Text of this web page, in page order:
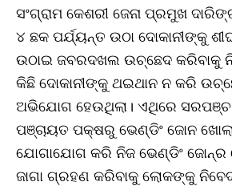
ସଂଗ୍ରାମ କେଶରୀ ଜେନା ପ୍ରମୁଖ
୪ ଛକ ପର୍ଯ୍ୟନ୍ତ ଉଠା ଦୋକାନୀଙ୍କୁ
ଉଠାଇ ଜବରଦଖଲ ଉଚ୍ଛେଦ କରିବାକୁ
କିଛି ଦୋକାନୀଙ୍କୁ ଥଇଥାନ ନ କରି
ଅଭିଯୋଗ ହେଉଥିଲା। ଏଥିରେ
ପଞ୍ଚାୟତ ପକ୍ଷରୁ ଭେଣ୍ଡିଂ ଜୋନ
ଯୋଗାଯୋଗ କରି ନିଜ ଭେଣ୍ଡିଂ ଜୋନ୍‌ର
ଜାଗା ଗ୍ରହଣ କରିବାକୁ ଲୋକଙ୍କୁ